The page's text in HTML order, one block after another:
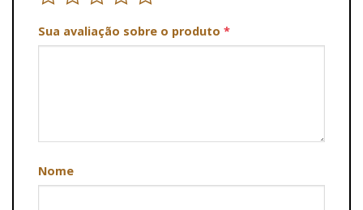
Sua avaliação sobre o produto *
Nome